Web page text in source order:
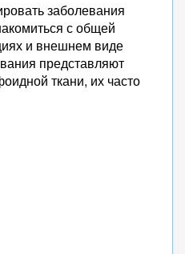
заболевания
с общей
и внешнем виде
представляют
ткани, их часто